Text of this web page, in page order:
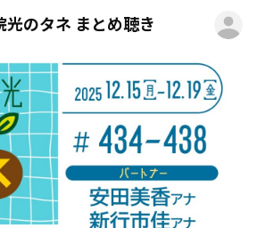
光のタネ まとめ聴き